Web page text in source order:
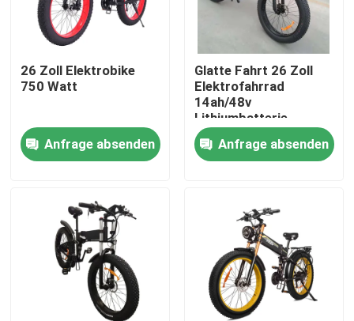
Über uns
Fabrik-Ausflug
Fordern Sie ein Zitat
Ridstar Elektrofahrrad
Elektrofahrrad mit Klappreifen
Elektrische Stadtfahrräder
26 Zoll Elektrobike
750 Watt
Anfrage absenden
Glatte Fahrt 26 Zoll
Elektrofahrrad
14ah/48v
Lithiumbatterie
angetrieben
Anfrage absenden